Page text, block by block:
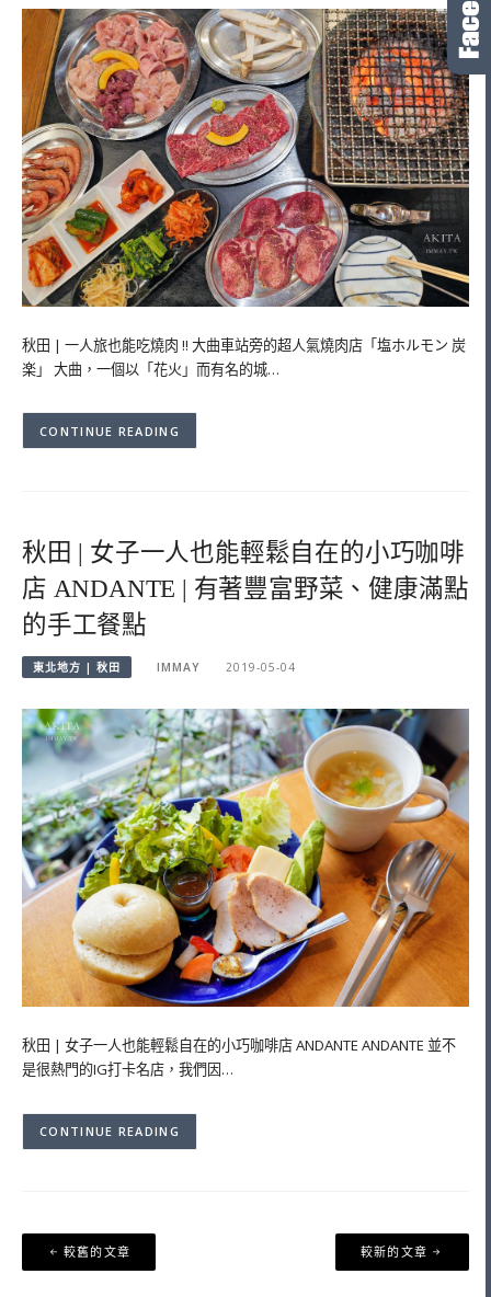
秋田 | 一人旅也能吃燒肉 !! 大曲車站旁的超人氣燒肉店「塩ホルモン 炭
楽」 大曲，一個以「花火」而有名的城…
CONTINUE READING
秋田 | 女子一人也能輕鬆自在的小巧咖啡
店 ANDANTE | 有著豐富野菜、健康滿點
的手工餐點
東北地方 | 秋田 IMMAY 2019-05-04
秋田 | 女子一人也能輕鬆自在的小巧咖啡店 ANDANTE ANDANTE 並不
是很熱門的IG打卡名店，我們因…
CONTINUE READING
文
章
較舊的文章 較新的文章